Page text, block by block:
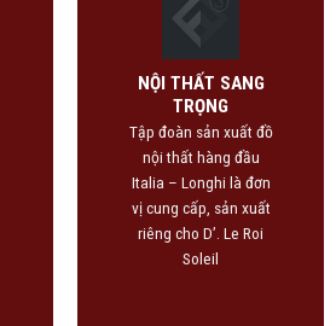
NỘI THẤT SANG
TRỌNG
Tập đoàn sản xuất đồ
nội thất hàng đầu
Italia – Longhi là đơn
vị cung cấp, sản xuất
riêng cho D’. Le Roi
Soleil